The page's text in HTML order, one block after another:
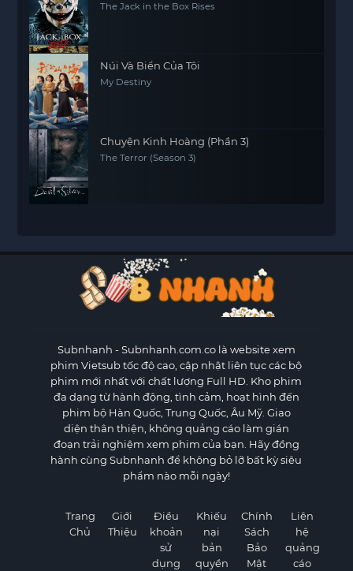
The Jack in the Box Rises
Núi Và Biển Của Tôi
My Destiny
Chuyện Kinh Hoàng (Phần 3)
The Terror (Season 3)
Subnhanh - Subnhanh.com.co là website xem
phim Vietsub tốc độ cao, cập nhật liên tục các bộ
phim mới nhất với chất lượng Full HD. Kho phim
đa dạng từ hành động, tình cảm, hoạt hình đến
phim bộ Hàn Quốc, Trung Quốc, Âu Mỹ. Giao
diện thân thiện, không quảng cáo làm gián
đoạn trải nghiệm xem phim của bạn. Hãy đồng
hành cùng Subnhanh để không bỏ lỡ bất kỳ siêu
phẩm nào mỗi ngày!
Trang
Chủ
Giới
Thiệu
Điều
khoản
sử
dụng
Khiếu
nại
bản
quyền
Chính
Sách
Bảo
Mật
Liên
hệ
quảng
cáo